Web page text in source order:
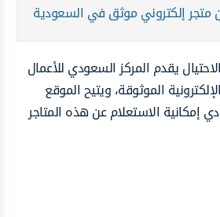
متجر إلكتروني موثق في السعودية
يقدم المركز السعودي للأعمال
الموثوقة، ويتيح الموقع
إمكانية الاستعلام عن هذه المتاجر